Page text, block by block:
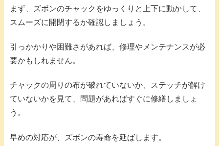
まず、ズボンのチャックをゆっくりと上下に動かして、
スムーズに開閉するか確認しましょう。
引っかかりや困難さがあれば、修理やメンテナンスが必
要かもしれません。
チャックの周りの布が破れていないか、ステッチが解け
ていないかを見て、問題があればすぐに修繕しましょ
う。
早めの対応が、ズボンの寿命を延ばします。